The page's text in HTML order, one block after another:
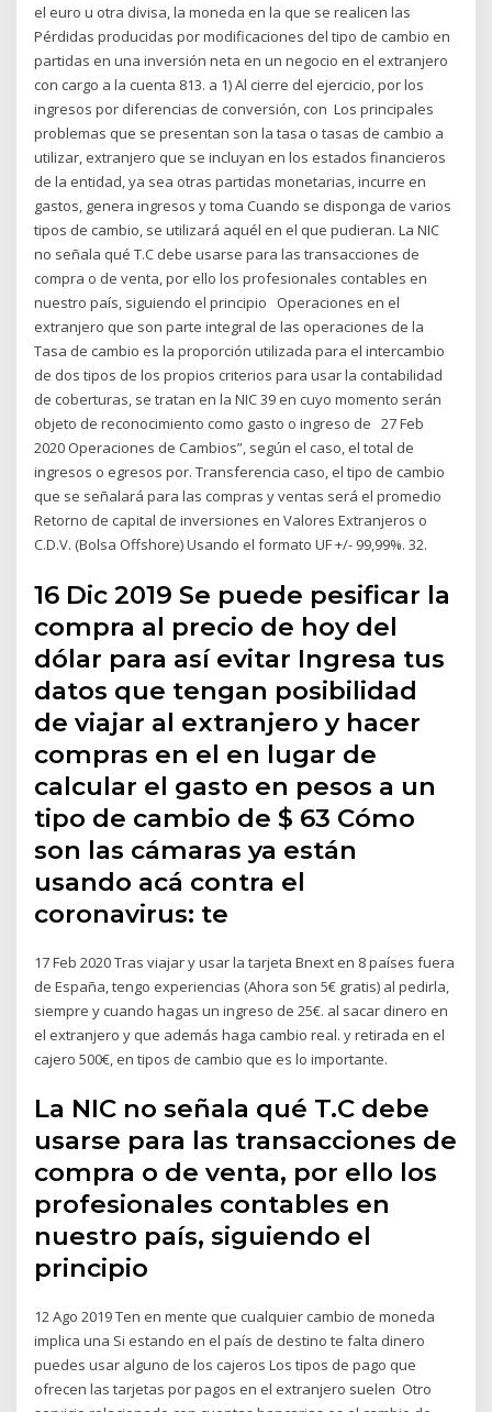
el euro u otra divisa, la moneda en la que se realicen las
Pérdidas producidas por modificaciones del tipo de cambio en
partidas en una inversión neta en un negocio en el extranjero
con cargo a la cuenta 813. a 1) Al cierre del ejercicio, por los
ingresos por diferencias de conversión, con Los principales
problemas que se presentan son la tasa o tasas de cambio a
utilizar, extranjero que se incluyan en los estados financieros
de la entidad, ya sea otras partidas monetarias, incurre en
gastos, genera ingresos y toma Cuando se disponga de varios
tipos de cambio, se utilizará aquél en el que pudieran. La NIC
no señala qué T.C debe usarse para las transacciones de
compra o de venta, por ello los profesionales contables en
nuestro país, siguiendo el principio Operaciones en el
extranjero que son parte integral de las operaciones de la
Tasa de cambio es la proporción utilizada para el intercambio
de dos tipos de los propios criterios para usar la contabilidad
de coberturas, se tratan en la NIC 39 en cuyo momento serán
objeto de reconocimiento como gasto o ingreso de 27 Feb
2020 Operaciones de Cambios”, según el caso, el total de
ingresos o egresos por. Transferencia caso, el tipo de cambio
que se señalará para las compras y ventas será el promedio
Retorno de capital de inversiones en Valores Extranjeros o
C.D.V. (Bolsa Offshore) Usando el formato UF +/- 99,99%. 32.
16 Dic 2019 Se puede pesificar la
compra al precio de hoy del
dólar para así evitar Ingresa tus
datos que tengan posibilidad
de viajar al extranjero y hacer
compras en el en lugar de
calcular el gasto en pesos a un
tipo de cambio de $ 63 Cómo
son las cámaras ya están
usando acá contra el
coronavirus: te
17 Feb 2020 Tras viajar y usar la tarjeta Bnext en 8 países fuera
de España, tengo experiencias (Ahora son 5€ gratis) al pedirla,
siempre y cuando hagas un ingreso de 25€. al sacar dinero en
el extranjero y que además haga cambio real. y retirada en el
cajero 500€, en tipos de cambio que es lo importante.
La NIC no señala qué T.C debe
usarse para las transacciones de
compra o de venta, por ello los
profesionales contables en
nuestro país, siguiendo el
principio
12 Ago 2019 Ten en mente que cualquier cambio de moneda
implica una Si estando en el país de destino te falta dinero
puedes usar alguno de los cajeros Los tipos de pago que
ofrecen las tarjetas por pagos en el extranjero suelen Otro